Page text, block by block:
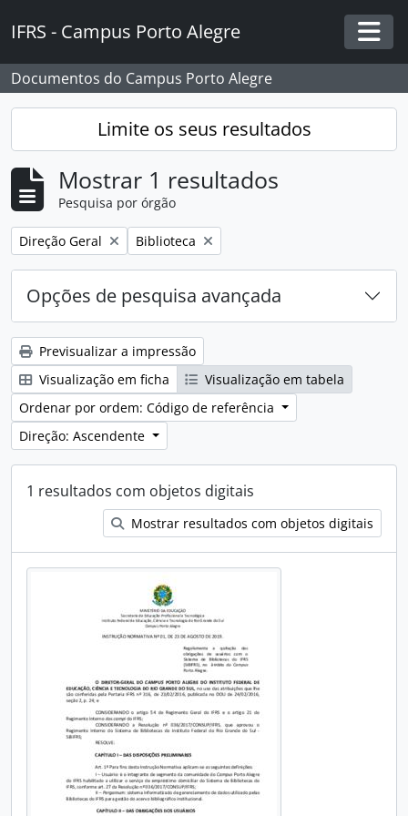
IFRS - Campus Porto Alegre
Documentos do Campus Porto Alegre
Limite os seus resultados
Mostrar 1 resultados
Pesquisa por órgão
Remover filtro:
Direção Geral Remover filtro:
Biblioteca
Opções de pesquisa avançada
Previsualizar a impressão
Visualização em ficha
Visualização em tabela
Ordenar por ordem: Código de referência
Direção: Ascendente
1 resultados com objetos digitais
Mostrar resultados com objetos digitais